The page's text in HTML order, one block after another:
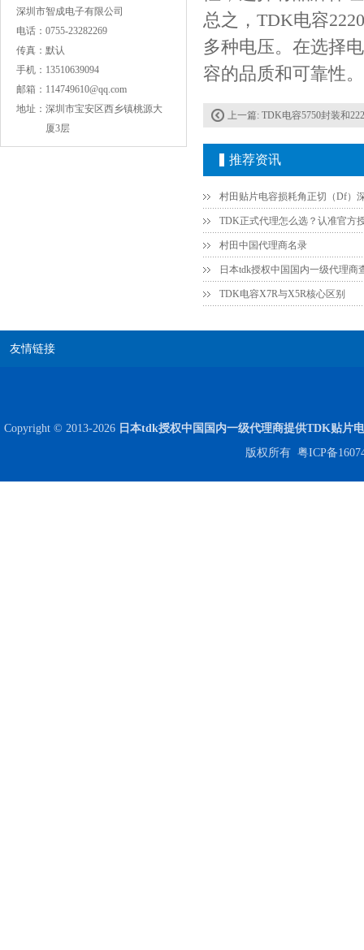
JOHANSON代理1812 1KV 100NF X7R高压贴片电容
深圳市智成电子有限公司
电话： 0755-23282269
传真： 默认
手机： 13510639094
邮箱： 114749610@qq.com
地址： 深圳市宝安区西乡镇桃源大
厦3层
总之，TDK电容
多种电压。在选择
容的品质和可靠性。
上一篇: TDK电容5750封装和
推荐资讯
村田中国代理商名录
日本tdk授权中国国内一级代理商
TDK电容X7R与X5R核心区别
友情链接
Copyright © 2013-2026 日本tdk授权中国国内一级代理商提供TDK贴片
版权所有 粤ICP备